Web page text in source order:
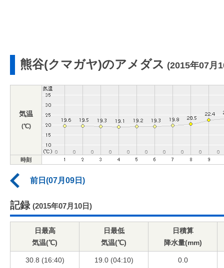
熊谷(クマガヤ)のアメダス (2015年07月
気温
(℃)
時刻
前日(07月09日)
記録 (2015年07月10日)
日最高
気温(℃)
日最低
気温(℃)
日積算
降水量(mm)
30.8 (16:40) 19.0 (04:10) 0.0